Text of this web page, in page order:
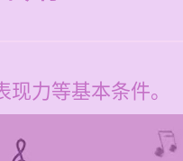
力等基本条件。